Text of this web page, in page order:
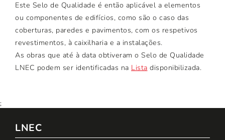
Este Selo de Qualidade é então aplicável a elementos
ou componentes de edifícios, como são o caso das
coberturas, paredes e pavimentos, com os respetivos
revestimentos, à caixilharia e a instalações.
As obras que até à data obtiveram o Selo de Qualidade
LNEC podem ser identificadas na Lista disponibilizada.
;
LNEC